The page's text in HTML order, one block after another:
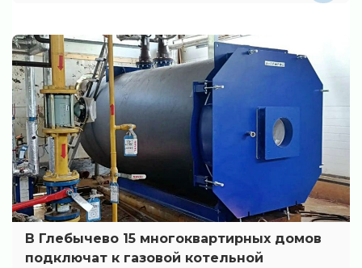
В Глебычево 15 многоквартирных домов
подключат к газовой котельной